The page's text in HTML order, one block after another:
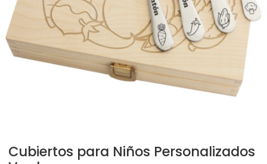
Cubiertos para Niños Personalizados